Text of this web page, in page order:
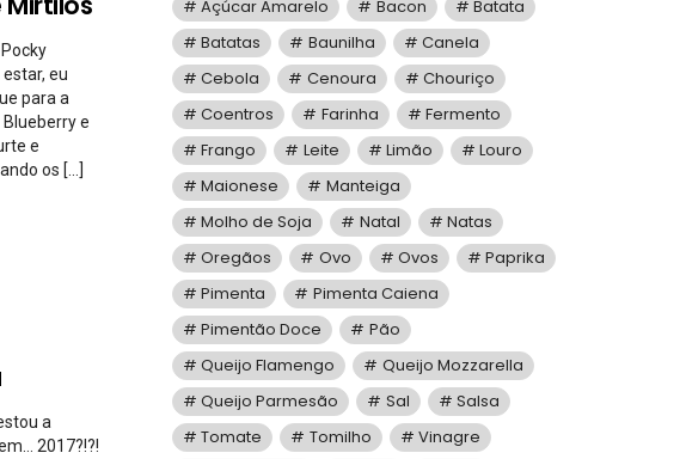
eu
para a
e
e
os […]
a
2017?!?!
Açúcar Amarelo
Bacon
Batata
Batatas
Baunilha
Canela
Cebola
Cenoura
Chouriço
Coentros
Farinha
Fermento
Frango
Leite Limão
Louro
Maionese
Manteiga
Molho de Soja
Natal
Natas
Oregãos
Ovo Ovos
Paprika
Pimenta
Pimenta Caiena
Pimentão Doce
Pão
Queijo Flamengo
Queijo Mozzarella
Queijo Parmesão
Sal
Salsa
Tomate
Tomilho
Vinagre